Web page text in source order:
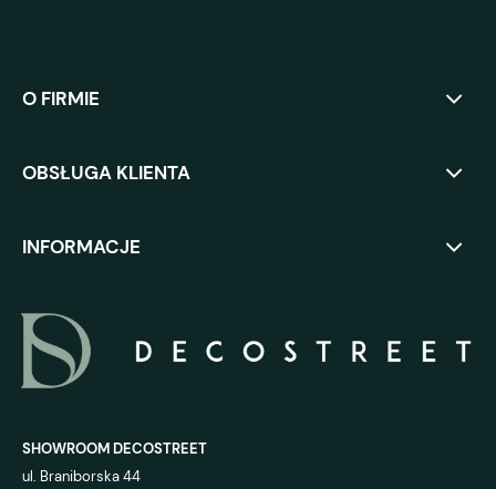
O FIRMIE
OBSŁUGA KLIENTA
INFORMACJE
SHOWROOM DECOSTREET
ul. Braniborska 44